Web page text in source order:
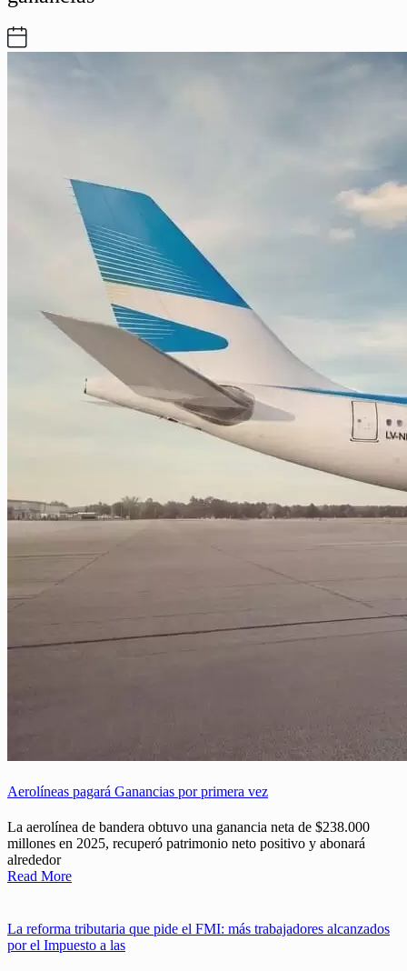
Aerolíneas pagará Ganancias por primera vez
La aerolínea de bandera obtuvo una ganancia neta de $238.000
millones en 2025, recuperó patrimonio neto positivo y abonará
alrededor
Read More
La reforma tributaria que pide el FMI: más trabajadores alcanzados
por el Impuesto a las